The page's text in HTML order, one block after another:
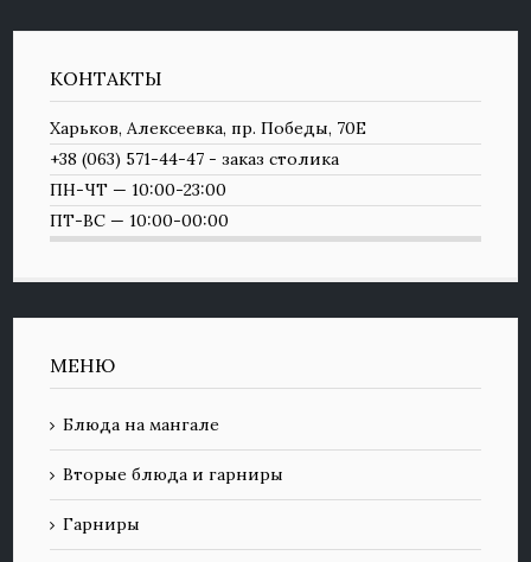
КОНТАКТЫ
Харьков, Алексеевка, пр. Победы, 70Е
+38 (063) 571-44-47 - заказ столика
ПН-ЧТ — 10:00-23:00
ПТ-ВС — 10:00-00:00
МЕНЮ
Блюда на мангале
Вторые блюда и гарниры
Гарниры